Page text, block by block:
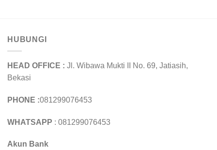
HUBUNGI
HEAD OFFICE : Jl. Wibawa Mukti II No. 69, Jatiasih,
Bekasi
PHONE :081299076453
WHATSAPP : 081299076453
Akun Bank